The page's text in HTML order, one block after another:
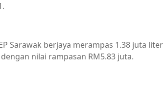
Sarawak berjaya merampas 1.38 juta liter
nilai rampasan RM5.83 juta.